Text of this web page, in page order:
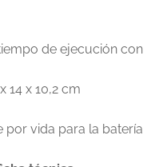
de ejecución con
14 x 10,2 cm
por vida para la batería